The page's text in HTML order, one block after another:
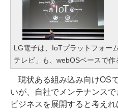
LG電子は、IoTプラットフォー
テレビ」も、webOSベースで作
現状ある組み込み向けOS
いが、自社でメンテナンス
ビジネスを展開すると考え